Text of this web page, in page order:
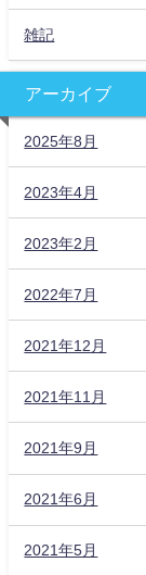
雑記
アーカイブ
2025年8月
2023年4月
2023年2月
2022年7月
2021年12月
2021年11月
2021年9月
2021年6月
2021年5月